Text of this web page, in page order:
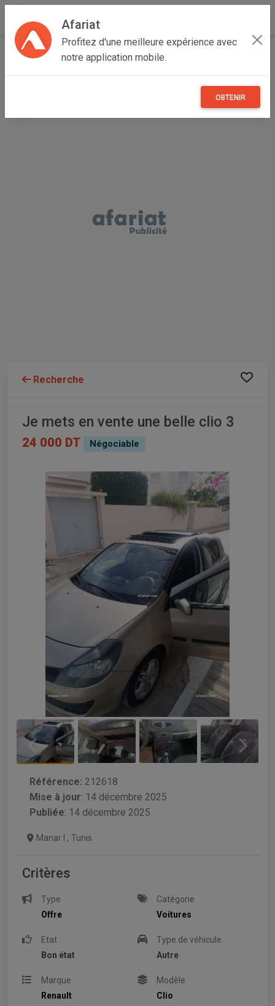
Afariat
Profitez d'une meilleure expérience avec
notre application mobile.
OBTENIR
Accueil Véhicules Grand Tunis
Recherche
Je mets en vente une belle clio 3
24 000 DT Négociable
Référence: 212618
Mise à jour: 14 décembre 2025
Publiée: 14 décembre 2025
Manar I , Tunis
Critères
Type
Offre
Catégorie
Voitures
Etat
Bon état
Type de véhicule
Autre
Marque
Renault
Modèle
Clio